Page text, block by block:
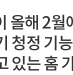
올해 2
청정 기
있는 홈